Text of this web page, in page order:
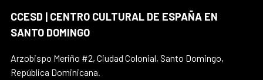
CCESD | CENTRO CULTURAL DE ESPAÑA EN
SANTO DOMINGO
Arzobispo Meriño #2, Ciudad Colonial, Santo Domingo,
República Dominicana.